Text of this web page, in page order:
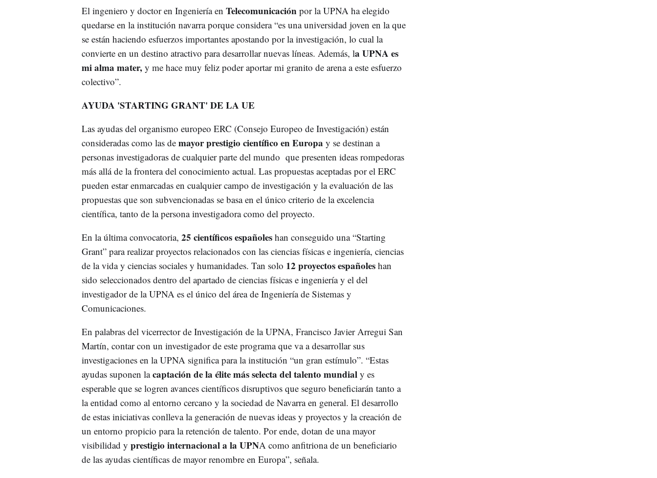
El ingeniero y doctor en Ingeniería en Telecomunicación por la UPNA ha elegido
quedarse en la institución navarra porque considera “es una universidad joven en la que
se están haciendo esfuerzos importantes apostando por la investigación, lo cual la
convierte en un destino atractivo para desarrollar nuevas líneas. Además, la UPNA es
mi alma mater,y me hace muy feliz poder aportar mi granito de arena a este esfuerzo
colectivo”.
AYUDA 'STARTING GRANT' DE LA UE
Las ayudas del organismo europeo ERC (Consejo Europeo de Investigación) están
consideradas como las demayor prestigio científico en Europa y se destinan a
personas investigadoras de cualquier parte del mundo que presenten ideas rompedoras
más allá de la frontera del conocimiento actual. Las propuestas aceptadas por el ERC
pueden estar enmarcadas en cualquier campo de investigación y la evaluación de las
propuestas que son subvencionadas se basa en el único criterio de la excelencia
científica, tanto de la persona investigadora como del proyecto.
En la última convocatoria, 25 científicos españoleshan conseguido una “Starting
Grant” para realizar proyectos relacionados con las ciencias físicas e ingeniería, ciencias
de la vida y ciencias sociales y humanidades. Tan solo 12 proyectos españoleshan
sido seleccionados dentro del apartado de ciencias físicas e ingeniería y el del
investigador de la UPNA es el único del área de Ingeniería de Sistemas y
Comunicaciones.
En palabras del vicerrector de Investigación de la UPNA, Francisco Javier Arregui San
Martín, contar con un investigador de este programa que va a desarrollar sus
investigaciones en la UPNA significa para la institución “un gran estímulo”. “Estas
ayudas suponen lacaptación de la élite más selecta del talento mundial y es
esperable que se logren avances científicos disruptivos que seguro beneficiarán tanto a
la entidad como al entorno cercano y la sociedad de Navarra en general. El desarrollo
de estas iniciativas conlleva la generación de nuevas ideas y proyectos y la creación de
un entorno propicio para la retención de talento. Por ende, dotan de una mayor
visibilidad y prestigio internacional a la UPNA como anfitriona de un beneficiario
de las ayudas científicas de mayor renombre en Europa”, señala.